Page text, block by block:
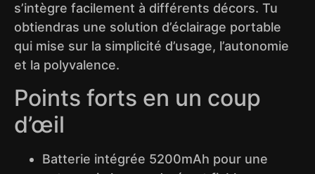
s’intègre facilement à différents décors. Tu
obtiendras une solution d’éclairage portable
qui mise sur la simplicité d’usage, l’autonomie
et la polyvalence.
Points forts en un coup
d’œil
Batterie intégrée 5200mAh pour une